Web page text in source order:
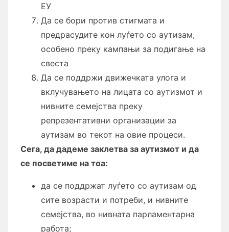
ЕУ
Да се бори против стигмата и
предрасудите кон луѓето со аутизам,
особено преку кампањи за подигање на
свеста
Да се поддржи движечката улога и
вклучувањето на лицата со аутизмот и
нивните семејства преку
репрезентативни организации за
аутизам во текот на овие процеси.
Сега, да дадеме заклетва за аутизмот и да
се посветиме на тоа:
да се поддржат луѓето со аутизам од
сите возрасти и потреби, и нивните
семејства, во нивнатa парламентарна
работа;